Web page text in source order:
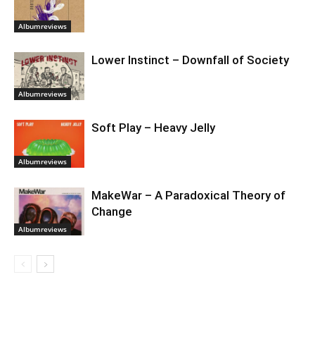
Albumreviews
Albumreviews
Lower Instinct – Downfall of Society
Albumreviews
Soft Play – Heavy Jelly
Albumreviews
MakeWar – A Paradoxical Theory of
Change